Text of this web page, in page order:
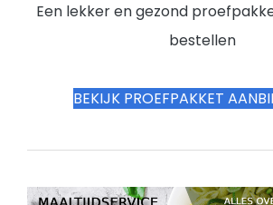
Een lekker en gezond
bestellen
BEKIJK PROEFPAKKET